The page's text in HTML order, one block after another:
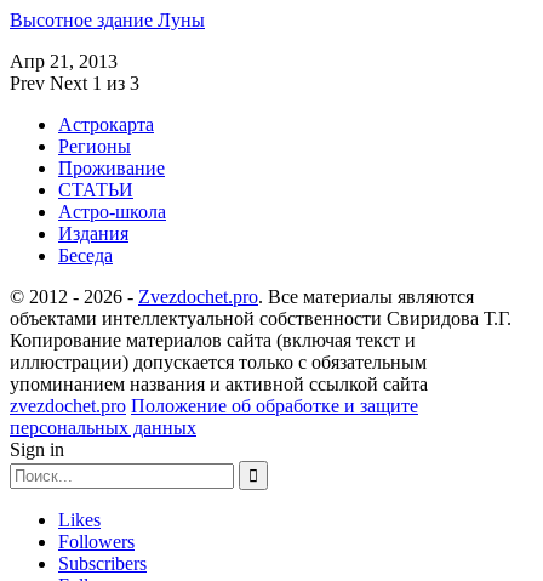
Высотное здание Луны
Апр 21, 2013
Prev Next 1 из 3
Астрокарта
Регионы
Проживание
СТАТЬИ
Астро-школа
Издания
Беседа
© 2012 - 2026 - Zvezdochet.pro. Все материалы являются
объектами интеллектуальной собственности Свиридова Т.Г.
Копирование материалов сайта (включая текст и
иллюстрации) допускается только с обязательным
упоминанием названия и активной ссылкой сайта
zvezdochet.pro Положение об обработке и защите
персональных данных
Sign in
Likes
Followers
Subscribers